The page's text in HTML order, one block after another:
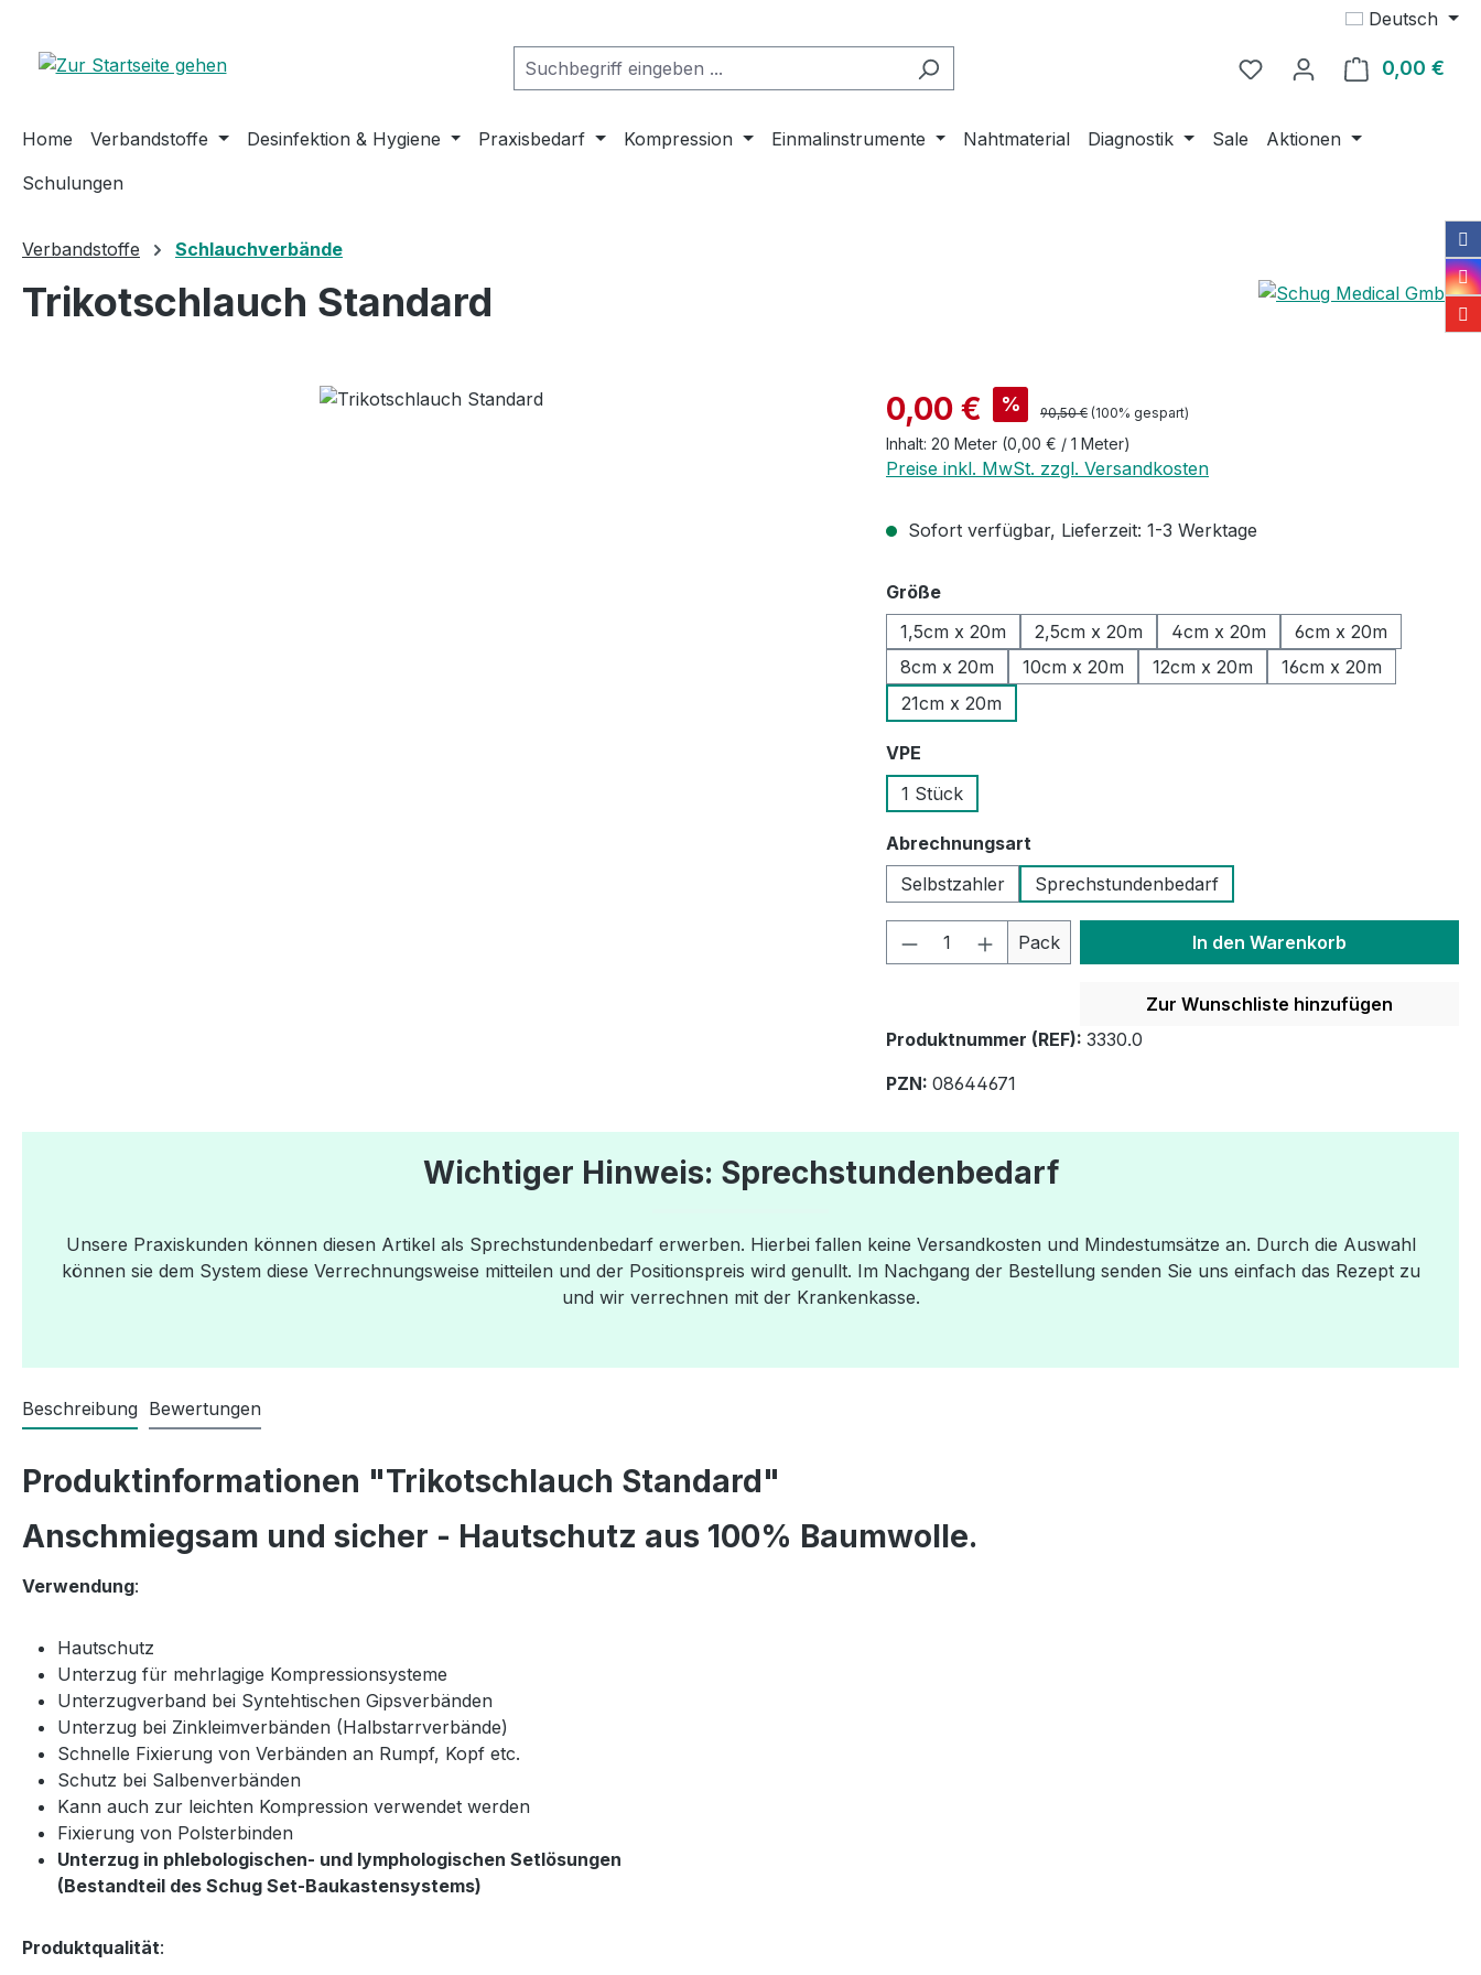
Deutsch
0,00 €
Home Verbandstoffe Desinfektion & Hygiene Praxisbedarf Kompression Einmalinstrumente Nahtmaterial Diagnostik Sale
Aktionen
Schulungen
Verbandstoffe Schlauchverbände
Trikotschlauch Standard
Verkaufspreis:
0,00 € % Regulärer Preis:
90,50 € (100% gespart)
Inhalt: 20 Meter (0,00 € / 1 Meter)
Preise inkl. MwSt. zzgl. Versandkosten
Sofort verfügbar, Lieferzeit: 1-3 Werktage
Größeauswählen
1,5cm x 20m
2,5cm x 20m 4cm x 20m
6cm x 20m
8cm x 20m
10cm x 20m 12cm x 20m
16cm x 20m
21cm x 20m
VPE
1 Stück
Abrechnungsart
Selbstzahler
Sprechstundenbedarf
Produkt Anzahl: Gib den gewünschten Wert
Pack In den Warenkorb
Zur Wunschliste hinzufügen
Produktnummer (REF): 3330.0
PZN: 08644671
Wichtiger Hinweis: Sprechstundenbedarf
Unsere Praxiskunden können diesen Artikel als Sprechstundenbedarf erwerben. Hierbei fallen keine Versandkosten und Mindestumsätze an. Durch die Auswahl
können sie dem System diese Verrechnungsweise mitteilen und der Positionspreis wird genullt. Im Nachgang der Bestellung senden Sie uns einfach das Rezept zu
und wir verrechnen mit der Krankenkasse.
Beschreibung Bewertungen
Produktinformationen "Trikotschlauch Standard"
Anschmiegsam und sicher - Hautschutz aus 100% Baumwolle.
Verwendung:
Hautschutz
Unterzug für mehrlagige Kompressionsysteme
Unterzugverband bei Syntehtischen Gipsverbänden
Unterzug bei Zinkleimverbänden (Halbstarrverbände)
Schnelle Fixierung von Verbänden an Rumpf, Kopf etc.
Schutz bei Salbenverbänden
Kann auch zur leichten Kompression verwendet werden
Fixierung von Polsterbinden
Unterzug in phlebologischen- und lymphologischen Setlösungen
(Bestandteil des Schug Set-Baukastensystems)
Produktqualität: